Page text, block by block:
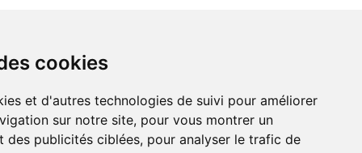
cookies
et d'autres technologies de suivi pour améliorer
sur notre site, pour vous montrer un
des publicités ciblées, pour analyser le trafic de